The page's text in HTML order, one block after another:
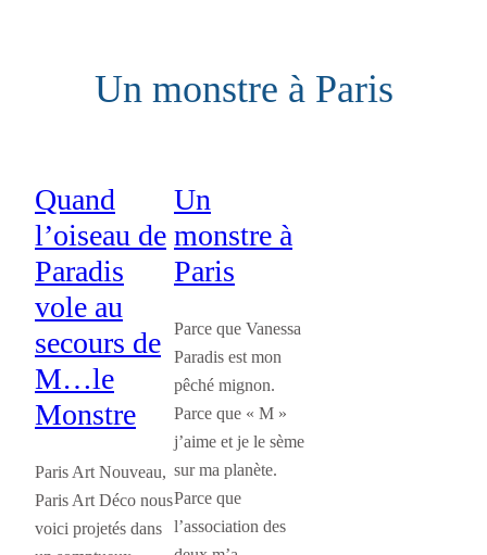
Un monstre à Paris
Quand
l’oiseau de
Paradis
vole au
secours de
M…le
Monstre
Paris Art Nouveau,
Paris Art Déco nous
voici projetés dans
Un
monstre à
Paris
Parce que Vanessa
Paradis est mon
pêché mignon.
Parce que « M »
j’aime et je le sème
sur ma planète.
Parce que
l’association des